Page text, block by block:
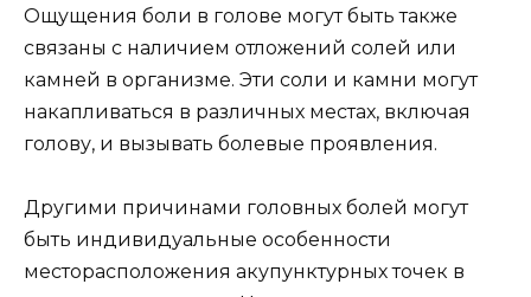
Ощущения боли в голове могут быть также
связаны с наличием отложений солей или
камней в организме. Эти соли и камни могут
накапливаться в различных местах, включая
голову, и вызывать болевые проявления.
Другими причинами головных болей могут
быть индивидуальные особенности
месторасположения акупунктурных точек в